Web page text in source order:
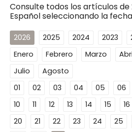
Consulte todos los artículos
Español seleccionando la
2026 2025 2024 2023
Enero
Febrero Marzo
Julio
Agosto
01
02 03 04 05 06
10
11 12 13 14 15 16
20
21 22 23 24 25